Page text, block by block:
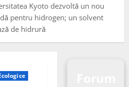
Kyoto dezvoltă un nou
pentru hidrogen; un solvent
de hidrură